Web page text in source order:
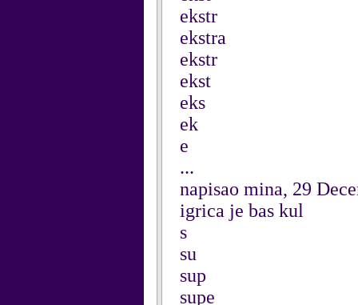
ekstr
ekstra
ekstr
ekst
eks
ek
e
...
napisao mina, 29
igrica je bas kul
s
su
sup
supe